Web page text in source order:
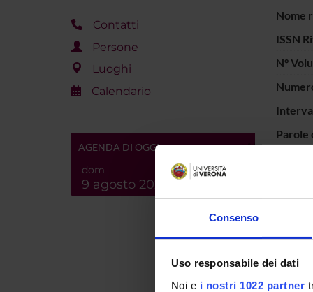
Consenso
Uso responsabile dei dati
Noi e i nostri 1022 partner
Contatti
Persone
Luoghi
Calendario
AGENDA DI OGGI
dom
9 agosto 2026
Nome
ISSN
N°
Parole